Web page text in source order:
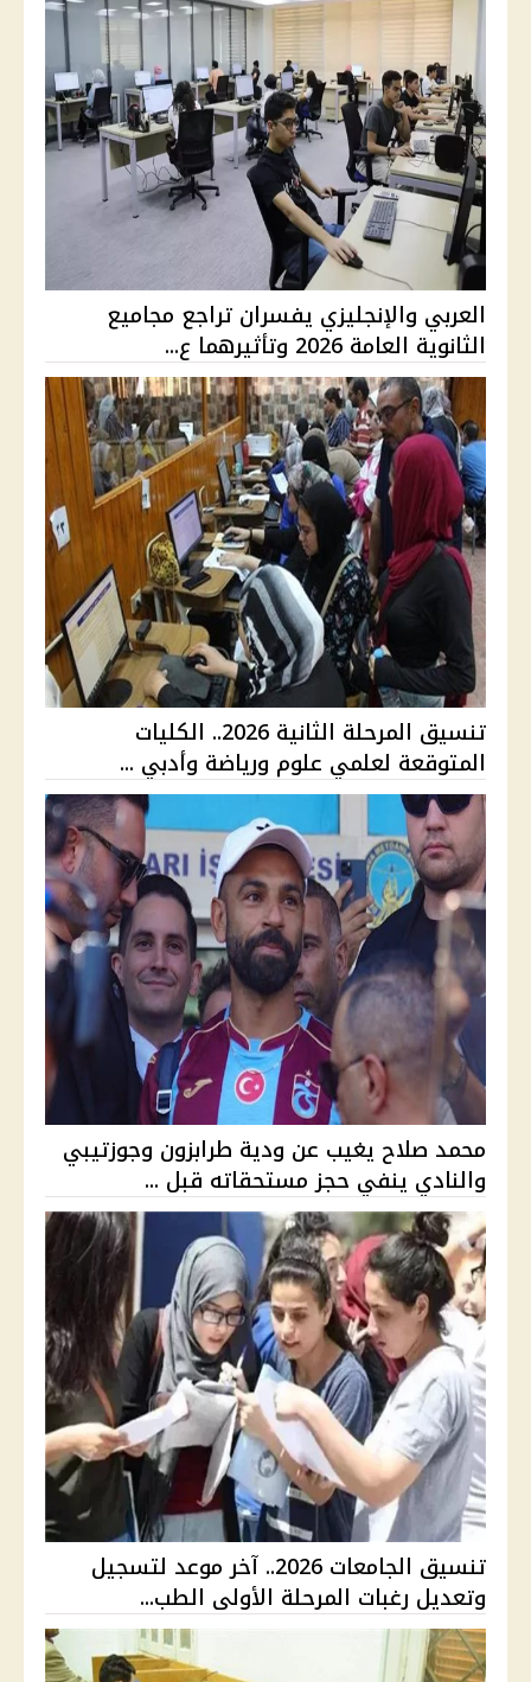
العربي والإنجليزي يفسران تراجع مجاميع
الثانوية العامة 2026 وتأثيرهما ع...
تنسيق المرحلة الثانية 2026.. الكليات
المتوقعة لعلمي علوم ورياضة وأدبي ...
محمد صلاح يغيب عن ودية طرابزون وجوزتيبي
والنادي ينفي حجز مستحقاته قبل ...
تنسيق الجامعات 2026.. آخر موعد لتسجيل
وتعديل رغبات المرحلة الأولى الطب...